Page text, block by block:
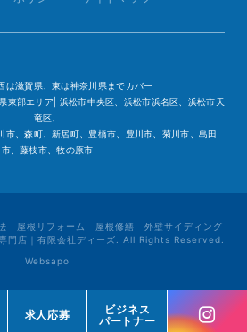
求人応募
ビジネス
パートナー
せ 求人応募
ビジネス
パートナー
は滋賀県、東は神奈川県までカバー
東部エリア| 浜松市中央区、浜松市浜名区、浜松市天
竜区、
市、森町、新居町、豊橋市、豊川市、菊川市、島田
市、藤枝市、牧の原市
屋根リフォーム 屋根修繕 外壁サイディング
門店｜有限会社ディーズ. All Rights Reserved.
Websapo